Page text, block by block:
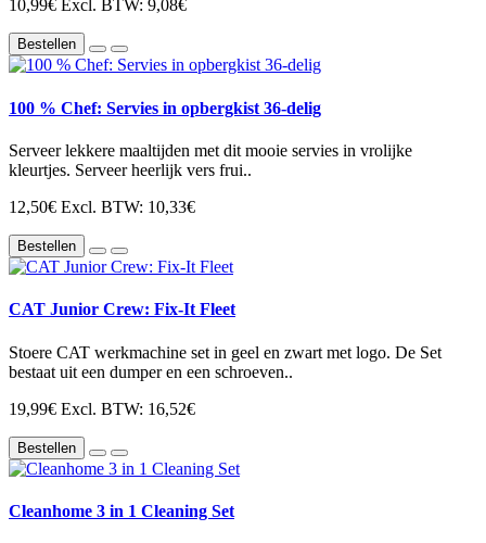
10,99€ Excl. BTW: 9,08€
Bestellen
100 % Chef: Servies in opbergkist 36-delig
Serveer lekkere maaltijden met dit mooie servies in vrolijke
kleurtjes. Serveer heerlijk vers frui..
12,50€ Excl. BTW: 10,33€
Bestellen
CAT Junior Crew: Fix-It Fleet
Stoere CAT werkmachine set in geel en zwart met logo. De Set
bestaat uit een dumper en een schroeven..
19,99€ Excl. BTW: 16,52€
Bestellen
Cleanhome 3 in 1 Cleaning Set